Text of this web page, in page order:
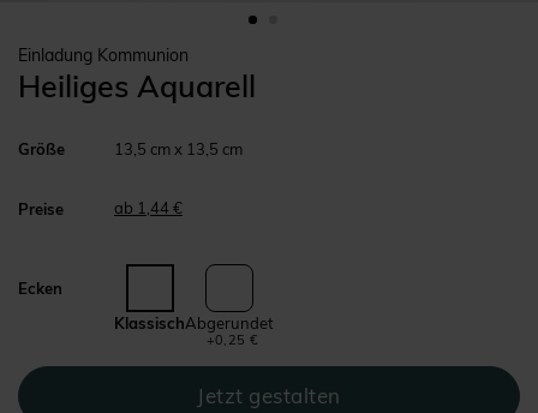
Einladung Kommunion
Heiliges Aquarell
Größe 13,5 cm x 13,5 cm
Preise ab 1,44 €
Ecken
KlassischAbgerundet
+0,25 €